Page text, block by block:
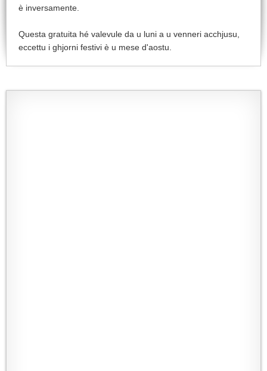
è inversamente.
Questa gratuita hé valevule da u luni a u venneri acchjusu,
eccettu i ghjorni festivi è u mese d'aostu.